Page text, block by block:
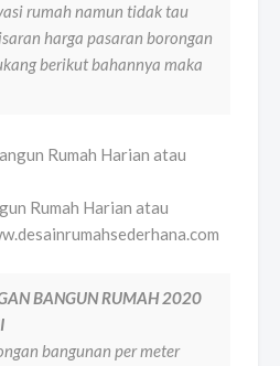
rumah namun tidak tau
harga pasaran borongan
berikut bahannya maka
Rumah Harian atau
BANGUN RUMAH 2020
bangunan per meter